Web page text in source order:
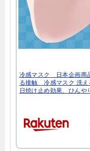
冷感マスク 日本企画商
る接触 冷感マスク 洗え
日焼け止め効果、ひんや